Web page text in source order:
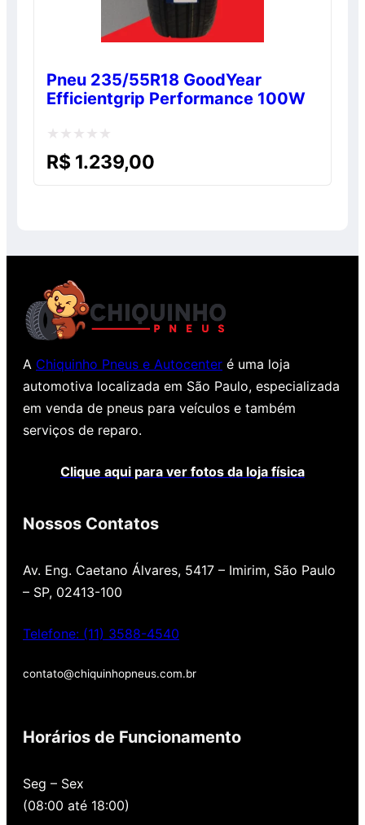
Pneu 235/55R18 GoodYear
Efficientgrip Performance 100W
Avaliação
R$ 1.239,00
A Chiquinho Pneus e Autocenter é uma loja
automotiva localizada em São Paulo, especializada
em venda de pneus para veículos e também
serviços de reparo.
Clique aqui para ver fotos da loja física
Europeu de qualidade!
Temos uma loja novinha, com os melhores
quando você precisa voltar para revisar,
Nossos Contatos
Av. Eng. Caetano Álvares, 5417 – Imirim, São Paulo
– SP, 02413-100
Telefone: (11) 3588-4540
contato@chiquinhopneus.com.br
Horários de Funcionamento
Seg – Sex
(08:00 até 18:00)